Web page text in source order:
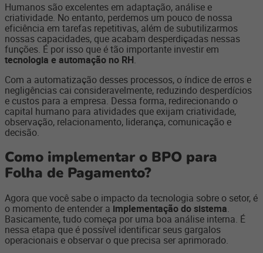
Humanos são excelentes em adaptação, análise e
criatividade. No entanto, perdemos um pouco de nossa
eficiência em tarefas repetitivas, além de subutilizarmos
nossas capacidades, que acabam desperdiçadas nessas
funções. É por isso que é tão importante investir em
tecnologia e automação no RH.
Com a automatização desses processos, o índice de erros e
negligências cai consideravelmente, reduzindo desperdícios
e custos para a empresa. Dessa forma, redirecionando o
capital humano para atividades que exijam criatividade,
observação, relacionamento, liderança, comunicação e
decisão.
Como implementar o BPO para
Folha de Pagamento?
Agora que você sabe o impacto da tecnologia sobre o setor, é
o momento de entender a implementação do sistema.
Basicamente, tudo começa por uma boa análise interna. É
nessa etapa que é possível identificar seus gargalos
operacionais e observar o que precisa ser aprimorado.